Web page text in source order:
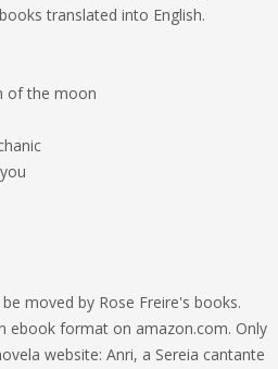
translated into English.
of the moon
moved by Rose Freire's books.
ebook format on amazon.com. Only
website: Anri, a Sereia cantante